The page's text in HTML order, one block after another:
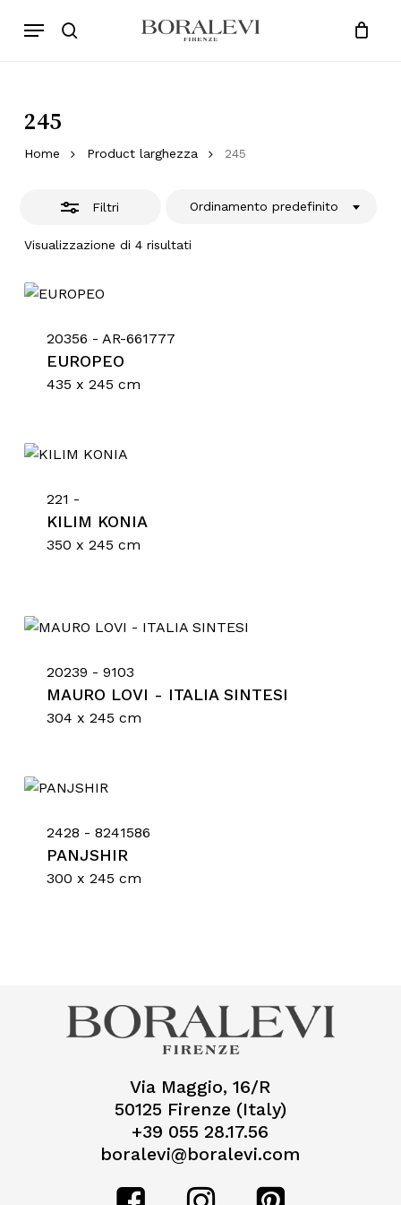
Products
search
Menu
Cart Close
Nessun prodotto nel
245
Home Product larghezza 245
Filtri
Visualizzazione di 4 risultati
Ordinamento predefinito
Chiudi
20356 - AR-661777
EUROPEO
435 x 245 cm
221 -
KILIM KONIA
350 x 245 cm
20239 - 9103
MAURO LOVI - ITALIA SINTESI
304 x 245 cm
2428 - 8241586
PANJSHIR
300 x 245 cm
Via Maggio, 16/R
50125 Firenze (Italy)
+39 055 28.17.56
boralevi@boralevi.com